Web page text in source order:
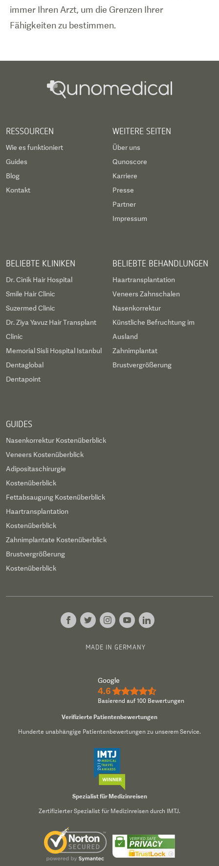
immer Ihren Arzt, um die Grenzen Ihrer
Fähigkeiten zu bestimmen.
RESSOURCEN
Wie es funktioniert
Guides
Blog
Kontakt
WEITERE SEITEN
Über uns
Qunoscore
Karriere
Presse
Partner
Impressum
BELIEBTE KLINIKEN
Dr. Cinik Hair Hospital
Smile Hair Clinic
Suzermed Clinic
Dr. Ziya Yavuz Hair Transplant
Clinic
Memorial Sisli Hospital Istanbul
Dentaglobal
Dentapoint
BELIEBTE BEHANDLUNGEN
Haartransplantation
Veneers Zahnschalen
Nasenkorrektur
Künstliche Befruchtung im
Ausland
Zahnimplantat
Brustvergrößerung
GUIDES
Nasenkorrektur Kostenüberblick
Veneers Kostenüberblick
Adipositaschirurgie
Kostenüberblick
Fettabsaugung Kostenüberblick
Haartransplantation
Kostenüberblick
Zahnimplantate Kostenüberblick
Brustvergrößerung
Kostenüberblick
MADE IN GERMANY
Google
4.6 ★★★★½
Basierend auf 100 Bewertungen
Verifizierte Patientenbewertungen
Hunderte unabhängige Patientenbewertungen zu unserem Service.
Spezialist für Medizinreisen
Zertifizierter Spezialist für Medizinreisen durch IMTJ.